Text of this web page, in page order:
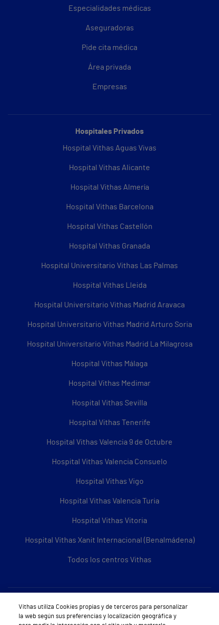
Especialidades médicas
Aseguradoras
Pide cita médica
Área privada
Empresas
Hospitales Privados
Hospital Vithas Aguas Vivas
Hospital Vithas Alicante
Hospital Vithas Almería
Hospital Vithas Barcelona
Hospital Vithas Castellón
Hospital Vithas Granada
Hospital Universitario Vithas Las Palmas
Hospital Vithas Lleida
Hospital Universitario Vithas Madrid Aravaca
Hospital Universitario Vithas Madrid Arturo Soria
Hospital Universitario Vithas Madrid La Milagrosa
Hospital Vithas Málaga
Hospital Vithas Medimar
Hospital Vithas Sevilla
Hospital Vithas Tenerife
Hospital Vithas Valencia 9 de Octubre
Hospital Vithas Valencia Consuelo
Hospital Vithas Vigo
Hospital Vithas Valencia Turia
Hospital Vithas Vitoria
Hospital Vithas Xanit Internacional (Benalmádena)
Todos los centros Vithas
Sobre Vithas
Quiénes somos
Vithas utiliza Cookies propias y de terceros para personalizar
la web según sus preferencias y localización geográfica y